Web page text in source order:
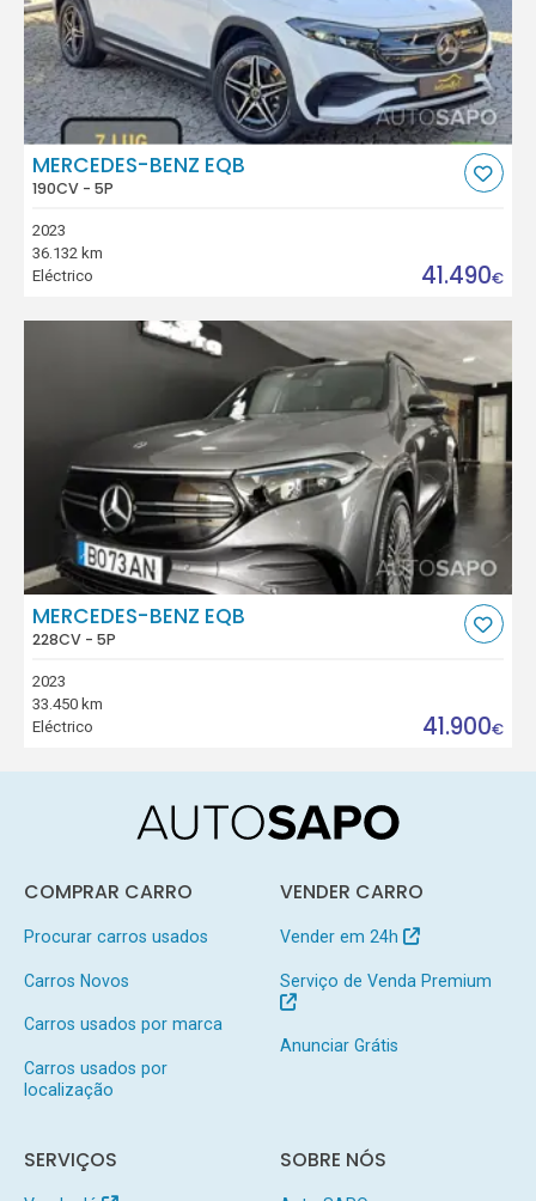
MERCEDES-BENZ EQB
190CV - 5P
2023
36.132 km
Eléctrico
41.490€
MERCEDES-BENZ EQB
228CV - 5P
2023
33.450 km
Eléctrico
41.900€
COMPRAR CARRO
Procurar carros usados
Carros Novos
Carros usados por marca
Carros usados por
localização
VENDER CARRO
Vender em 24h
Serviço de Venda Premium
Anunciar Grátis
SERVIÇOS SOBRE NÓS